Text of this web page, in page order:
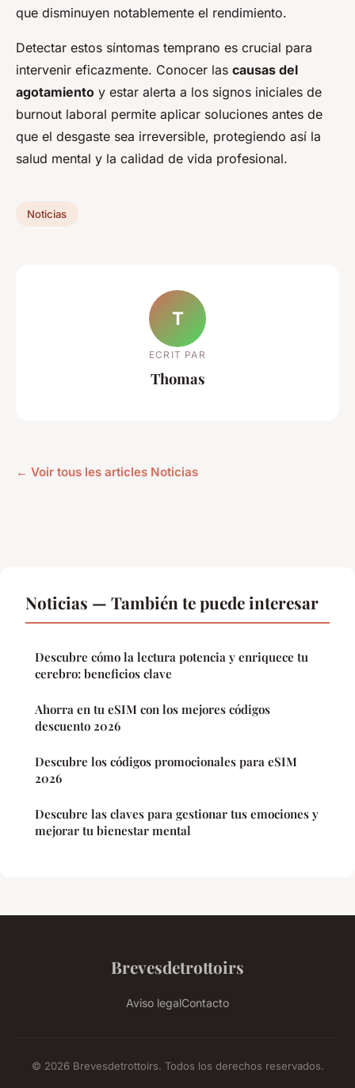
que disminuyen notablemente el rendimiento.
Detectar estos síntomas temprano es crucial para
intervenir eficazmente. Conocer las causas del
agotamiento y estar alerta a los signos iniciales de
burnout laboral permite aplicar soluciones antes de
que el desgaste sea irreversible, protegiendo así la
salud mental y la calidad de vida profesional.
Noticias
T
ECRIT PAR
Thomas
← Voir tous les articles Noticias
Noticias — También te puede interesar
Descubre cómo la lectura potencia y enriquece tu
cerebro: beneficios clave
Ahorra en tu eSIM con los mejores códigos
descuento 2026
Descubre los códigos promocionales para eSIM
2026
Descubre las claves para gestionar tus emociones y
mejorar tu bienestar mental
Brevesdetrottoirs
Aviso legalContacto
© 2026 Brevesdetrottoirs. Todos los derechos reservados.